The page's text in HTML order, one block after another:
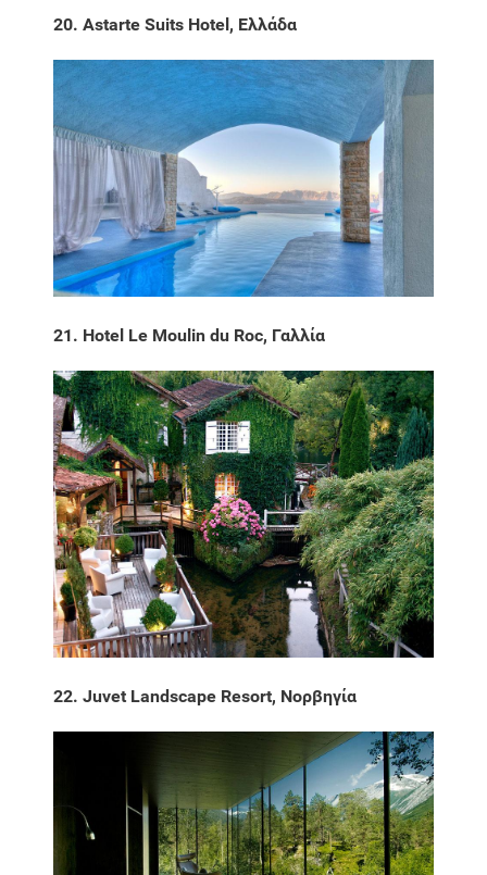
20. Astarte Suits Hotel, Ελλάδα
21. Hotel Le Moulin du Roc, Γαλλία
22. Juvet Landscape Resort, Νορβηγία